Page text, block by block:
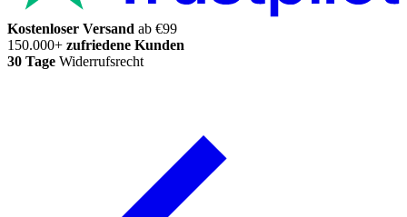
Kostenloser Versand ab €99
150.000+ zufriedene Kunden
30 Tage Widerrufsrecht